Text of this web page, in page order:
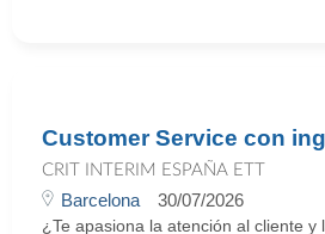
Customer Service con
CRIT INTERIM ESPAÑA ETT
Barcelona 30/07/2026
¿Te apasiona la atención al cliente y